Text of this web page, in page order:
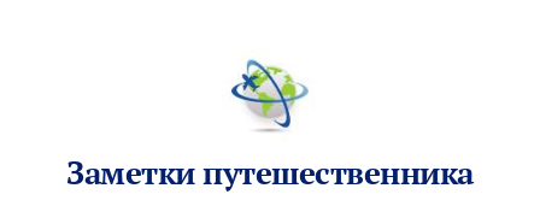
Заметки путешественника